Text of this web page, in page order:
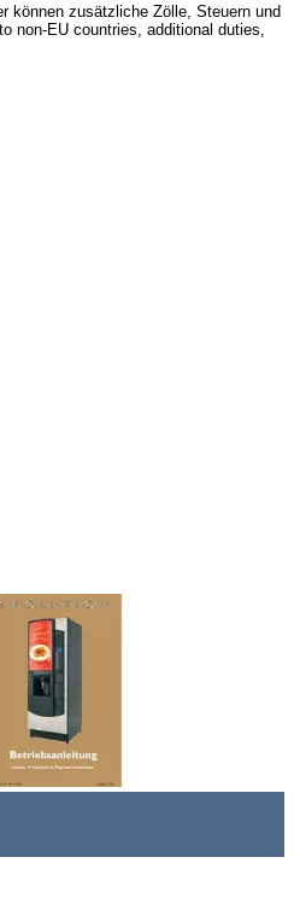
können zusätzliche Zölle, Steuern und
non-EU countries, additional duties,